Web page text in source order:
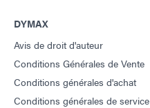
DYMAX
Avis de droit d'auteur
Conditions Générales de Vente
Conditions générales d'achat
Conditions générales de service